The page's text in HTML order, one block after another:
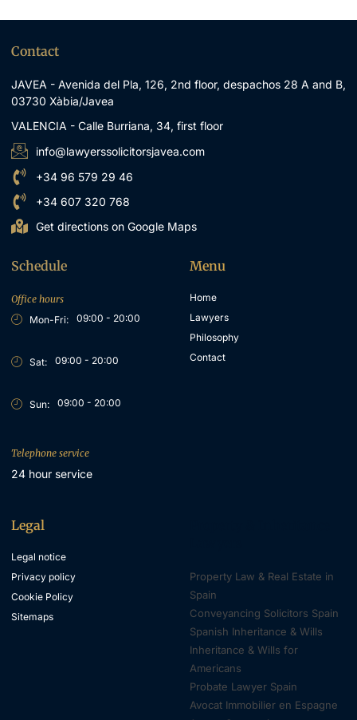
Contact
JAVEA - Avenida del Pla, 126, 2nd floor, despachos 28 A and B,
03730 Xàbia/Javea
VALENCIA - Calle Burriana, 34, first floor
info@lawyerssolicitorsjavea.com
+34 96 579 29 46
+34 607 320 768
Get directions on Google Maps
Schedule
Office hours
Mon-Fri:
09:00 - 20:00
Sat: 09:00 - 20:00
Sun: 09:00 - 20:00
Telephone service
24 hour service
Menu
Home
Lawyers
Philosophy
Contact
Legal
Legal notice
Privacy policy
Cookie Policy
Sitemaps
Property Law & Real Estate in
Spain
Conveyancing Solicitors Spain
Spanish Inheritance & Wills
Inheritance & Wills for
Americans
Probate Lawyer Spain
Avocat Immobilier en Espagne